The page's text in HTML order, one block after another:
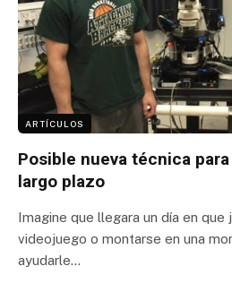
ARTÍCULOS
Posible nueva técnica
largo plazo
Imagine que llegara un día en que
videojuego o montarse en una
ayudarle…